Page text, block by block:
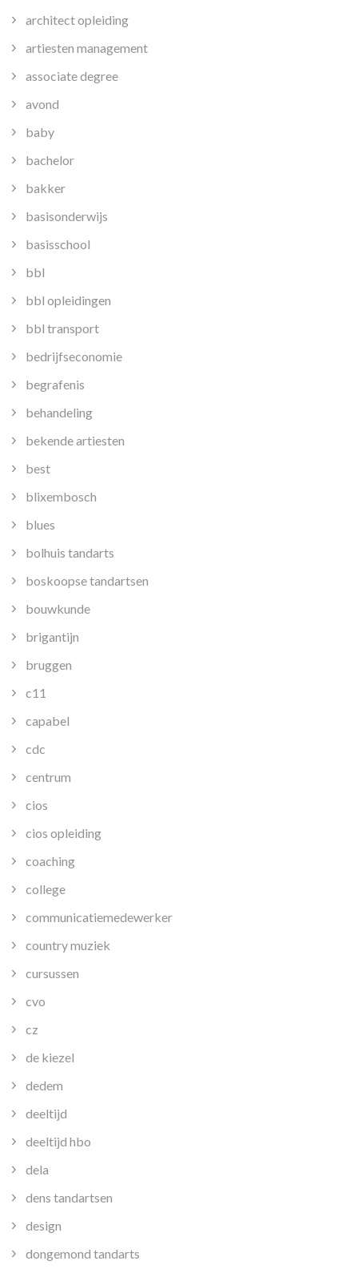
architect opleiding
artiesten management
associate degree
avond
baby
bachelor
bakker
basisonderwijs
basisschool
bbl
bbl opleidingen
bbl transport
bedrijfseconomie
begrafenis
behandeling
bekende artiesten
best
blixembosch
blues
bolhuis tandarts
boskoopse tandartsen
bouwkunde
brigantijn
bruggen
c11
capabel
cdc
centrum
cios
cios opleiding
coaching
college
communicatiemedewerker
country muziek
cursussen
cvo
cz
de kiezel
dedem
deeltijd
deeltijd hbo
dela
dens tandartsen
design
dongemond tandarts